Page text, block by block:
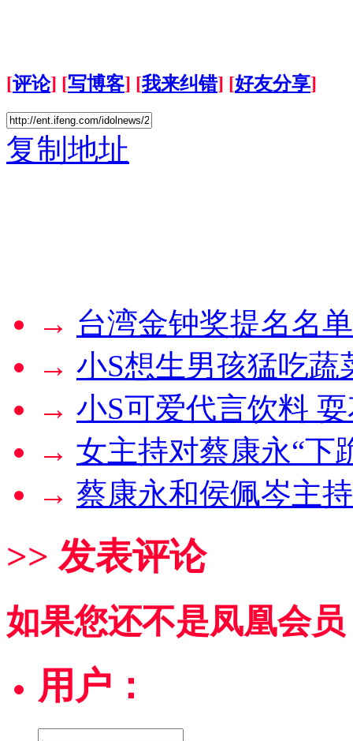
[评论] [写博客] [我来纠错] [好友分享]
复制地址
→ 台湾金钟奖提名名
→ 小S想生男孩猛吃蔬
→ 小S可爱代言饮料
→ 女主持对蔡康永“下
→ 蔡康永和侯佩岑主
>> 发表评论
如果您还不是凤凰会
用户：